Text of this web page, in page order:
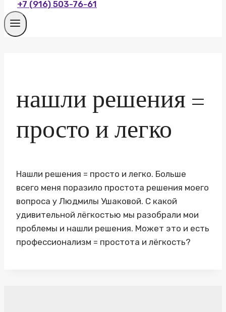
+7 (916) 503-76-61
нашли решения =
просто и легко
Нашли решения = просто и легко. Больше
всего меня поразило простота решения моего
вопроса у Людмилы Ушаковой. С какой
удивительной лёгкостью мы разобрали мои
проблемы и нашли решения. Может это и есть
профессионализм = простота и лёгкость?